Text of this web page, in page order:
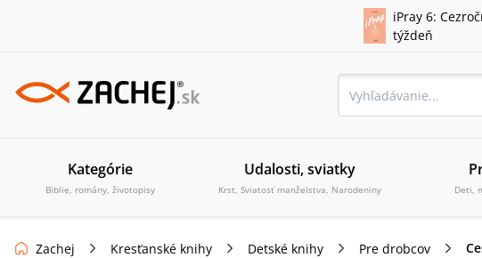
iPray 6:
týždeň
Kategórie
Biblie, romány, životopisy
Udalosti, sviatky
Krst, Sviatosť manželstva, Narodeniny Deti,
Zachej Kresťanské knihy Detské knihy Pre drobcov